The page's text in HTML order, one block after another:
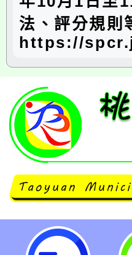
法、評分規則
https://
neilrpjhstyc網